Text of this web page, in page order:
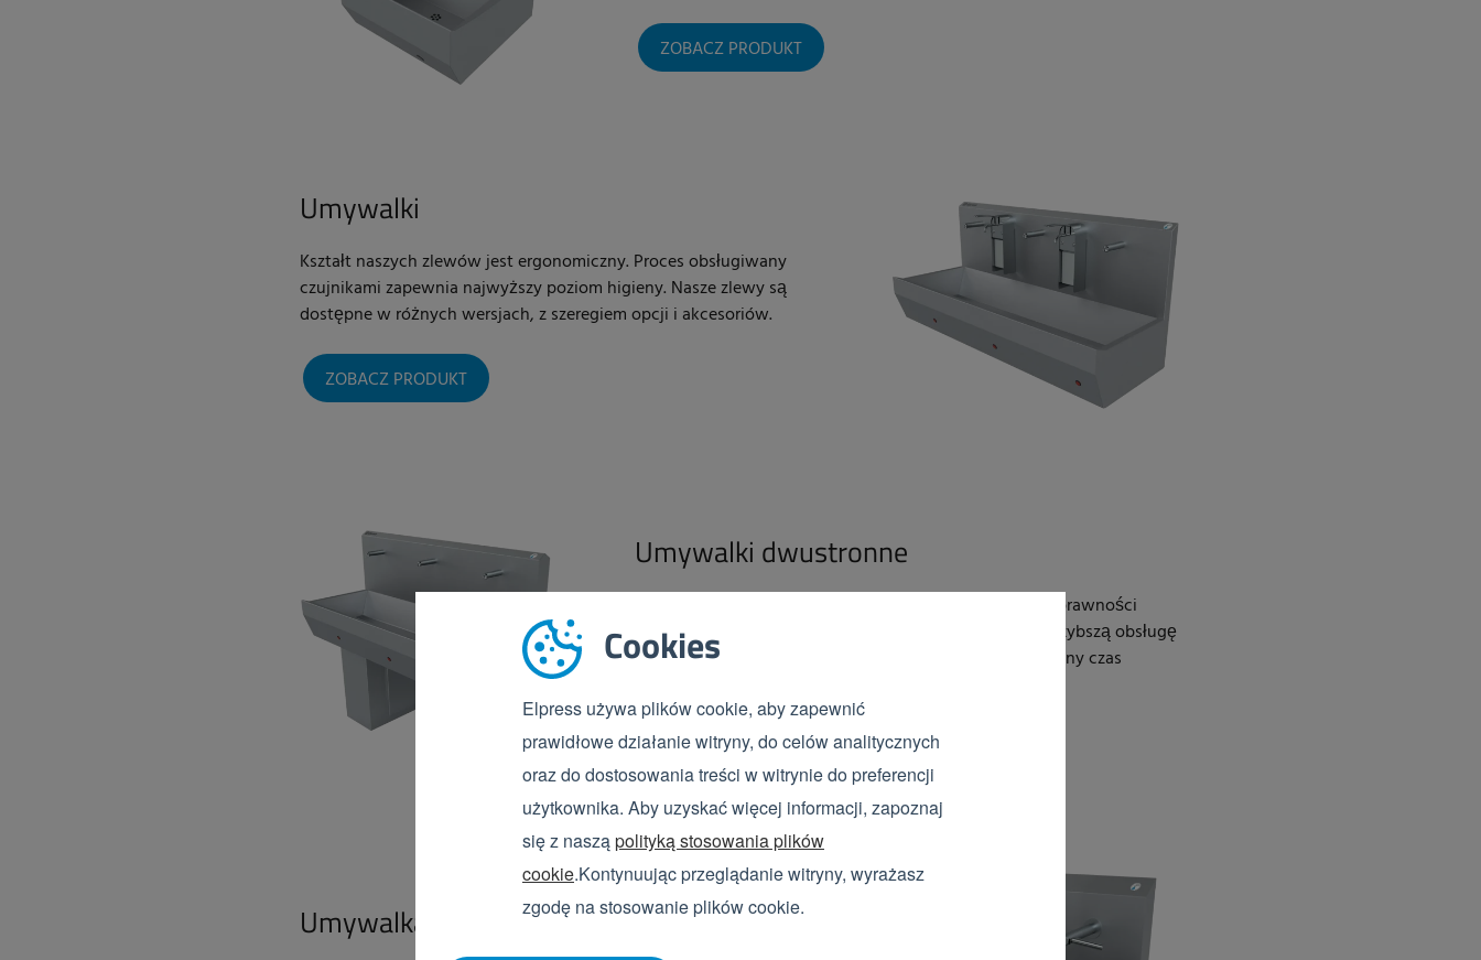
Cookies
Elpress używa plików cookie, aby zapewnić
prawidłowe działanie witryny, do celów analitycznych
oraz do dostosowania treści w witrynie do preferencji
użytkownika. Aby uzyskać więcej informacji, zapoznaj
się z nasząpolityką stosowania plików
cookie.Kontynuując przeglądanie witryny, wyrażasz
zgodę na stosowanie plików cookie.
ZOBACZ PRODUKT
Umywalki
Kształt naszych zlewów jest ergonomiczny. Proces obsługiwany
czujnikami zapewnia najwyższy poziom higieny. Nasze zlewy są
dostępne w różnych wersjach, z szeregiem opcji i akcesoriów.
ZOBACZ PRODUKT
Umywalki dwustronne
Zlewy podwójne umożliwiają zachowanie najwyższej sprawności
procesów higienicznych. Takie rozwiązanie umożliwia szybszą obsługę
większej liczby osób, a tym samym ogranicza niepotrzebny czas
ZOBACZ PRODUKT
Umywalka z suszarką do rąk